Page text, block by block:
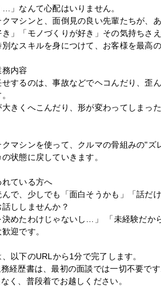
…」なんて心配はいりません。
マシンと、面倒見の良い先輩たちが、
き」「モノづくりが好き」その気持ちさ
なスキルを身につけて、お客様を最高
内容
せするのは、事故などでヘコんだり、歪
きくへこんだり、形が変わってしまっ
マシンを使って、クルマの骨組みの"
状態に戻していきます。
ている方へ
んで、少しでも「面白そうかも」「話だ
ししませんか？
決めたわけじゃないし…」 「未経験だか
迎です。
以下のURLから1分で完了します。
経歴書は、最初の面談では一切不要です
く、普段着でお越しください。